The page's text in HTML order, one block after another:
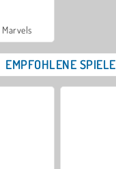
EMPFOHLENE SPIELE